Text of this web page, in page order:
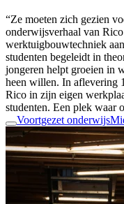
“Ze moeten zich gezien
onderwijsverhaal van
werktuigbouwtechniek
studenten begeleidt in
jongeren helpt groeien in
heen willen. In aflevering
Rico in zijn eigen
studenten. Een plek waar
Voortgezet onderwijs